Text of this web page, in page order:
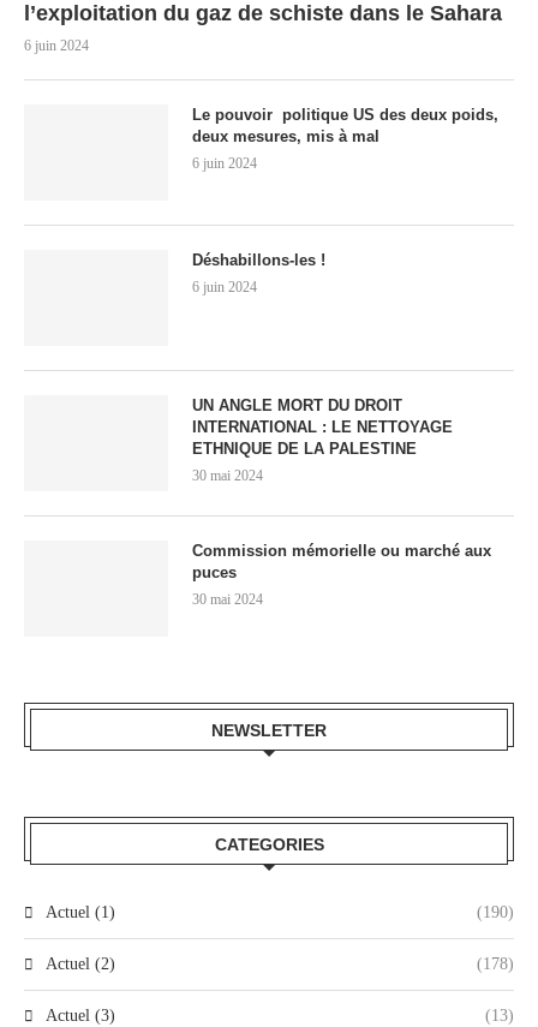
l’exploitation du gaz de schiste dans le Sahara
6 juin 2024
Le pouvoir politique US des deux poids,
deux mesures, mis à mal
6 juin 2024
Déshabillons-les !
6 juin 2024
UN ANGLE MORT DU DROIT
INTERNATIONAL : LE NETTOYAGE
ETHNIQUE DE LA PALESTINE
30 mai 2024
Commission mémorielle ou marché aux
puces
30 mai 2024
NEWSLETTER
CATEGORIES
Actuel (1) (190)
Actuel (2) (178)
Actuel (3) (13)